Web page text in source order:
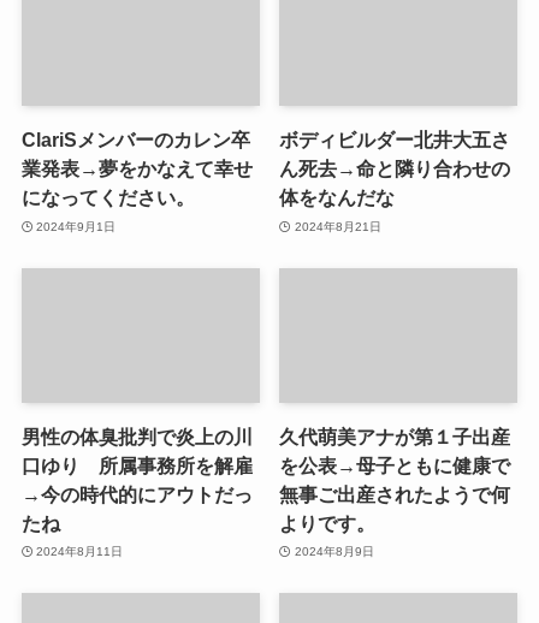
ClariSメンバーのカレン卒
業発表→夢をかなえて幸せ
になってください。
2024年9月1日
ボディビルダー北井大五さ
ん死去→命と隣り合わせの
体をなんだな
2024年8月21日
男性の体臭批判で炎上の川
口ゆり 所属事務所を解雇
→今の時代的にアウトだっ
たね
2024年8月11日
久代萌美アナが第１子出産
を公表→母子ともに健康で
無事ご出産されたようで何
よりです。
2024年8月9日